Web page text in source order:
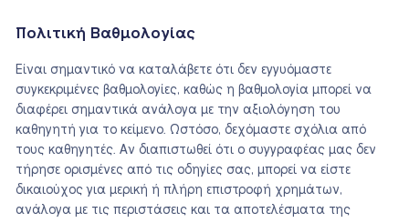
Πολιτική Βαθμολογίας
Είναι σημαντικό να καταλάβετε ότι δεν εγγυόμαστε
συγκεκριμένες βαθμολογίες, καθώς η βαθμολογία μπορεί να
διαφέρει σημαντικά ανάλογα με την αξιολόγηση του
καθηγητή για το κείμενο. Ωστόσο, δεχόμαστε σχόλια από
τους καθηγητές. Αν διαπιστωθεί ότι ο συγγραφέας μας δεν
τήρησε ορισμένες από τις οδηγίες σας, μπορεί να είστε
δικαιούχος για μερική ή πλήρη επιστροφή χρημάτων,
ανάλογα με τις περιστάσεις και τα αποτελέσματα της